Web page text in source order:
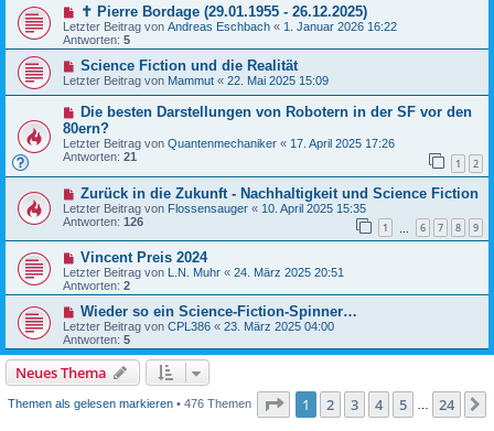
✝ Pierre Bordage (29.01.1955 - 26.12.2025)
Letzter Beitrag von Andreas Eschbach « 1. Januar 2026 16:22
Antworten: 5
Science Fiction und die Realität
Letzter Beitrag von Mammut « 22. Mai 2025 15:09
Die besten Darstellungen von Robotern in der SF vor den
80ern?
Letzter Beitrag von Quantenmechaniker « 17. April 2025 17:26
Antworten: 21 1 2
Zurück in die Zukunft - Nachhaltigkeit und Science Fiction
Letzter Beitrag von Flossensauger « 10. April 2025 15:35
Antworten: 126 1 6 7 8 9
Vincent Preis 2024
Letzter Beitrag von L.N. Muhr « 24. März 2025 20:51
Antworten: 2
Wieder so ein Science-Fiction-Spinner…
Letzter Beitrag von CPL386 « 23. März 2025 04:00
Antworten: 5
Neues Thema
Themen als gelesen markieren • 476 Themen Seite 1von 24
1 2 3 4 5 … 24